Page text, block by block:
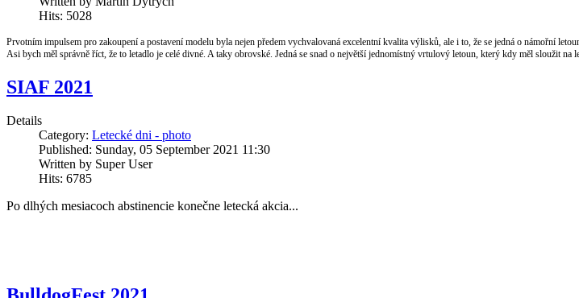
Hits: 5028
Prvotním impulsem pro zakoupení a postavení modelu byla nejen předem vychvalovaná excelentní kvalita výlisků, ale i to, že se jedná o námořní
Asi bych měl správně říct, že to letadlo je celé divné. A taky obrovské. Jedná se snad o největší jednomístný vrtulový letoun, který kdy měl sloužit na
SIAF 2021
Details
Category: Letecké dni - photo
Published: Sunday, 05 September 2021 11:30
Written by Super User
Hits: 6785
Po dlhých mesiacoch abstinencie konečne letecká akcia...